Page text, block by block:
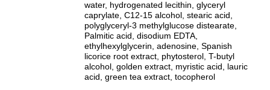
water, hydrogenated lecithin, glyceryl
caprylate, C12-15 alcohol, stearic acid,
polyglyceryl-3 methylglucose distearate,
Palmitic acid, disodium EDTA,
ethylhexylglycerin, adenosine, Spanish
licorice root extract, phytosterol, T-butyl
alcohol, golden extract, myristic acid, lauric
acid, green tea extract, tocopherol